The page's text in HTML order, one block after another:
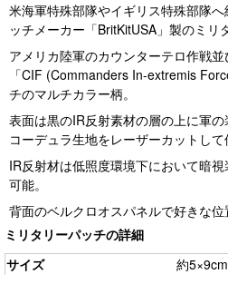
米海軍特殊部隊やイギリス特殊部隊
ッチメーカー「BritKitUSA」製のミリ
アメリカ陸軍のカウンターテロ作戦
「CIF (Commanders In-extremis
チのマルチカラー柄。
表面は黒のIR反射素材の層の上に軍
コーデュラ生地をレーザーカットして
IR反射材は低照度環境下において暗
可能。
背面のベルクロオスパネルで好きな位
ミリタリーパッチの詳細
サイズ
約5×9cm